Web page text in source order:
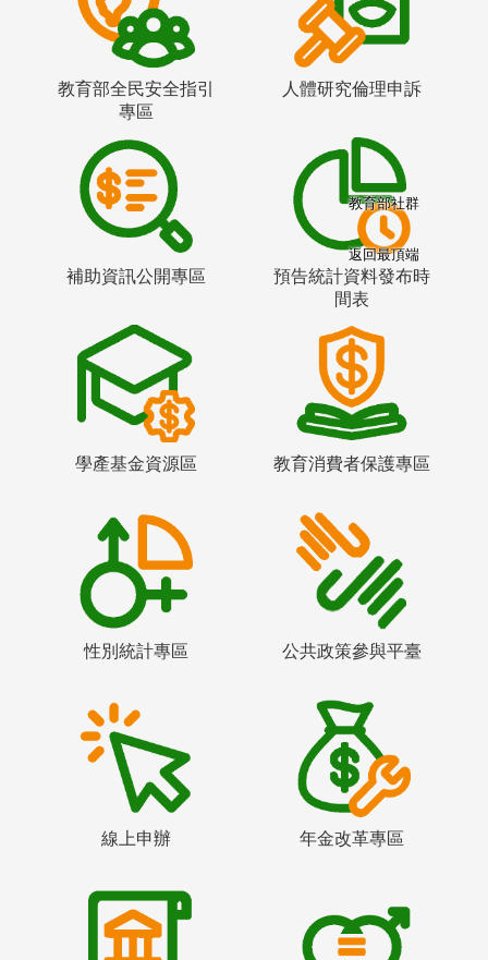
教育部全民安全指引
專區
人體研究倫理申訴
補助資訊公開專區
預告統計資料發布時
間表
學產基金資源區 教育消費者保護專區
性別統計專區 公共政策參與平臺
線上申辦 年金改革專區
教育部社群
返回最頂端